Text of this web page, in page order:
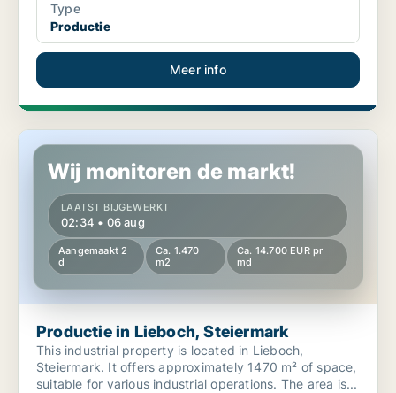
Type
Productie
Meer info
Productie in Lieboch, Steiermark
Wij monitoren de markt!
LAATST BIJGEWERKT
02:34 • 06 aug
Aangemaakt 2
d
Ca. 1.470
m2
Ca. 14.700 EUR pr
md
Productie in Lieboch, Steiermark
This industrial property is located in Lieboch,
Steiermark. It offers approximately 1470 m² of space,
suitable for various industrial operations. The area is...